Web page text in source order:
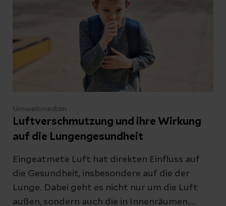
Umweltmedizin
Luftverschmutzung und ihre Wirkung
auf die Lungengesundheit
Eingeatmete Luft hat direkten Einfluss auf
die Gesundheit, insbesondere auf die der
Lunge. Dabei geht es nicht nur um die Luft
außen, sondern auch die in Innenräumen.